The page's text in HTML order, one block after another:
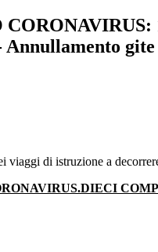
Annullamento gite
viaggi di istruzione a